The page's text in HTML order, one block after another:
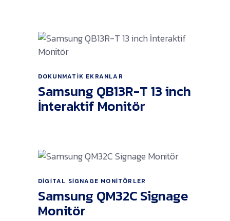
Ürünü İncele
DOKUNMATIK EKRANLAR
Samsung QB13R-T 13 inch
İnteraktif Monitör
DIGITAL SIGNAGE MONITÖRLER
Samsung QM32C Signage
Monitör